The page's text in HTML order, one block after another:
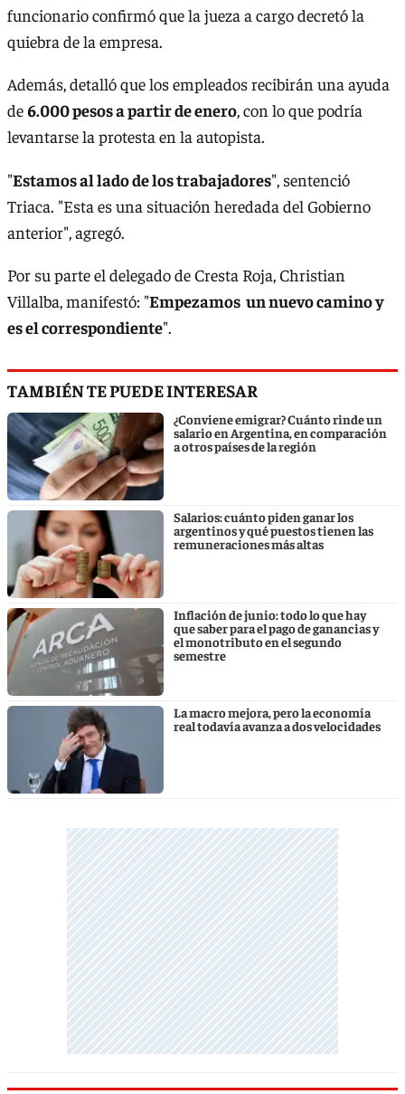
funcionario confirmó que la jueza a cargo decretó la
quiebra de la empresa.
Además, detalló que los empleados recibirán una ayuda
de6.000 pesos a partir de enero, con lo que podría
levantarse la protesta en la autopista.
"Estamos al lado de los trabajadores", sentenció
Triaca. "Esta es una situación heredada del Gobierno
anterior", agregó.
Por su parte el delegado de Cresta Roja, Christian
Villalba, manifestó: "Empezamos un nuevo camino y
es el correspondiente".
TAMBIÉN TE PUEDE INTERESAR
¿Conviene emigrar? Cuánto rinde un
salario en Argentina, en comparación
a otros países de la región
Salarios: cuánto piden ganar los
argentinos y qué puestos tienen las
remuneraciones más altas
Inflación de junio: todo lo que hay
que saber para el pago de ganancias y
el monotributo en el segundo
semestre
La macro mejora, pero la economía
real todavía avanza a dos velocidades